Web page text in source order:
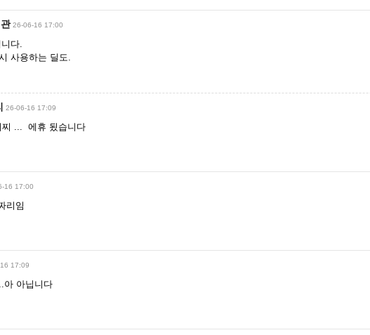
26-06-16 17:00
다.
사용하는 딜도.
26-06-16 17:09
찌 ... 에휴 됬습니다
16 17:00
리임
17:09
아 아닙니다